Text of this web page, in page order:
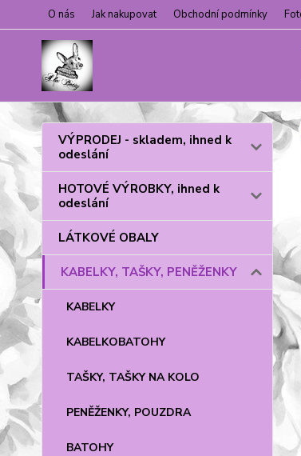
O nás Jak nakupovat Obchodní podmínky
VÝPRODEJ - skladem, ihned k
odeslání
HOTOVÉ VÝROBKY, ihned k
odeslání
LÁTKOVÉ OBALY
KABELKY, TAŠKY, PENĚŽENKY
KABELKY
KABELKOBATOHY
TAŠKY, TAŠKY NA KOLO
PENĚŽENKY, POUZDRA
BATOHY